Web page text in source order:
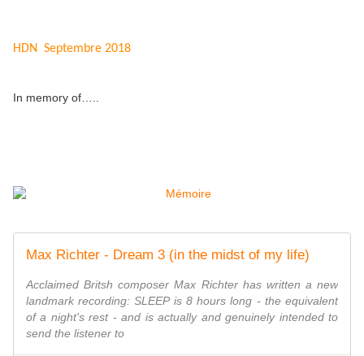
HDN Septembre 2018
In memory of…..
Max Richter - Dream 3 (in the midst of my life)
Acclaimed Britsh composer Max Richter has written a new
landmark recording: SLEEP is 8 hours long - the equivalent
of a night's rest - and is actually and genuinely intended to
send the listener to